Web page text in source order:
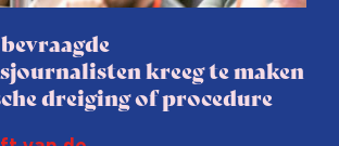
kreeg te maken
dreiging of procedure